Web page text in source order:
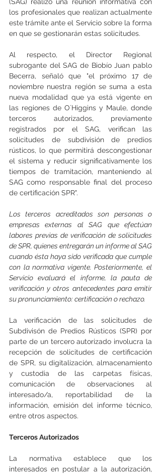
(SAG) realizó una reunión informativa con
los profesionales que realizan actualmente
este trámite ante el Servicio sobre la forma
en que se gestionarán estas solicitudes.
Al respecto, el Director Regional
subrogante del SAG de Biobío Juan pablo
Becerra, señaló que "el próximo 17 de
noviembre nuestra región se suma a esta
nueva modalidad que ya está vigente en
las regiones de O´Higgins y Maule, donde
terceros autorizados, previamente
registrados por el SAG, verifican las
solicitudes de subdivisión de predios
rústicos, lo que permitirá descongestionar
el sistema y reducir significativamente los
tiempos de tramitación, manteniendo al
SAG como responsable final del proceso
de certificación SPR".
Los terceros acreditados son personas o
empresas externas al SAG que efectúan
labores previas de verificación de solicitudes
de SPR, quienes entregarán un informe al SAG
cuando ésta haya sido verificada que cumple
con la normativa vigente. Posteriormente, el
Servicio evaluará el informe, la pauta de
verificación y otros antecedentes para emitir
su pronunciamiento: certificación o rechazo.
La verificación de las solicitudes de
Subdivisón de Predios Rústicos (SPR) por
parte de un tercero autorizado involucra la
recepción de solicitudes de certificación
de SPR, su digitalización, almacenamiento
y custodia de las carpetas físicas,
comunicación de observaciones al
interesado/a, reportabilidad de la
información, emisión del informe técnico,
entre otros aspectos.
Terceros Autorizados
La normativa establece que los
interesados en postular a la autorización,